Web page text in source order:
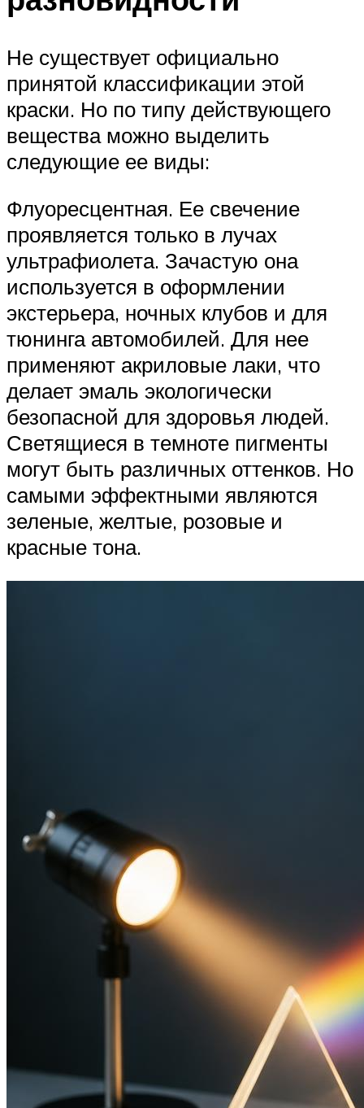
Не существует официально
принятой классификации этой
краски. Но по типу действующего
вещества можно выделить
следующие ее виды:
Флуоресцентная. Ее свечение
проявляется только в лучах
ультрафиолета. Зачастую она
используется в оформлении
экстерьера, ночных клубов и для
тюнинга автомобилей. Для нее
применяют акриловые лаки, что
делает эмаль экологически
безопасной для здоровья людей.
Светящиеся в темноте пигменты
могут быть различных оттенков. Но
самыми эффектными являются
зеленые, желтые, розовые и
красные тона.